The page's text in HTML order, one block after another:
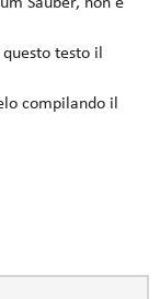
testo il
compilando il